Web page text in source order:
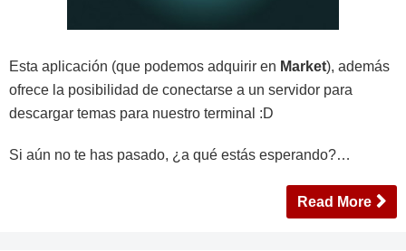
Esta aplicación (que podemos adquirir en Market), además
ofrece la posibilidad de conectarse a un servidor para
descargar temas para nuestro terminal :D
Si aún no te has pasado, ¿a qué estás esperando?…
Read More